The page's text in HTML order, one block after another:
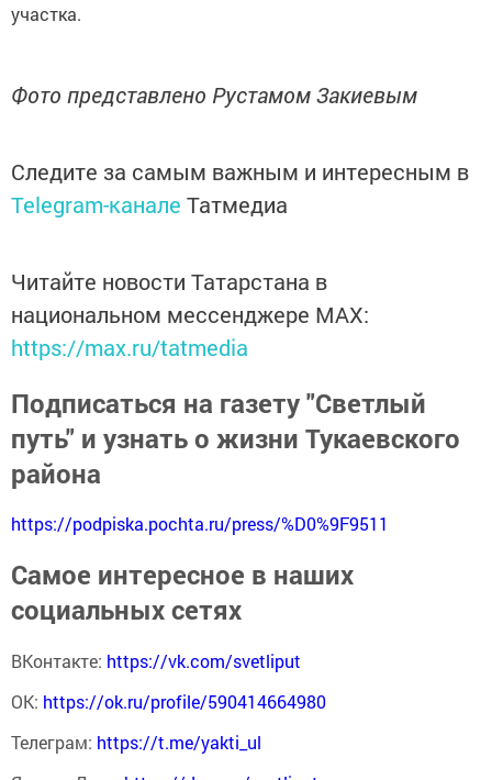
участка.
Фото представлено Рустамом Закиевым
Следите за самым важным и интересным в
Telegram-канале Татмедиа
Читайте новости Татарстана в
национальном мессенджере MАХ:
https://max.ru/tatmedia
Подписаться на газету "Светлый
путь" и узнать о жизни Тукаевского
района
https://podpiska.pochta.ru/press/%D0%9F9511
Самое интересное в наших
социальных сетях
ВКонтакте: https://vk.com/svetliput
ОК: https://ok.ru/profile/590414664980
Телеграм: https://t.me/yakti_ul